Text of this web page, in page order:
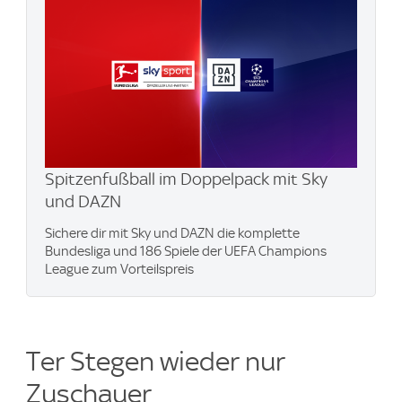
Spitzenfußball im Doppelpack mit Sky
und DAZN
Sichere dir mit Sky und DAZN die komplette
Bundesliga und 186 Spiele der UEFA Champions
League zum Vorteilspreis
Ter Stegen wieder nur
Zuschauer